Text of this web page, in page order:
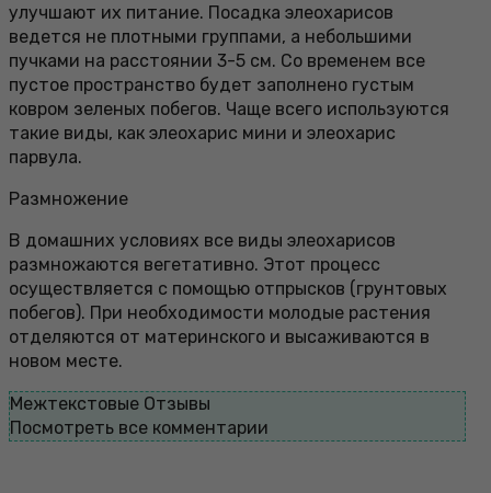
улучшают их питание. Посадка элеохарисов
ведется не плотными группами, а небольшими
пучками на расстоянии 3-5 см. Со временем все
пустое пространство будет заполнено густым
ковром зеленых побегов. Чаще всего используются
такие виды, как элеохарис мини и элеохарис
парвула.
Размножение
В домашних условиях все виды элеохарисов
размножаются вегетативно. Этот процесс
осуществляется с помощью отпрысков (грунтовых
побегов). При необходимости молодые растения
отделяются от материнского и высаживаются в
новом месте.
Межтекстовые Отзывы
Посмотреть все комментарии